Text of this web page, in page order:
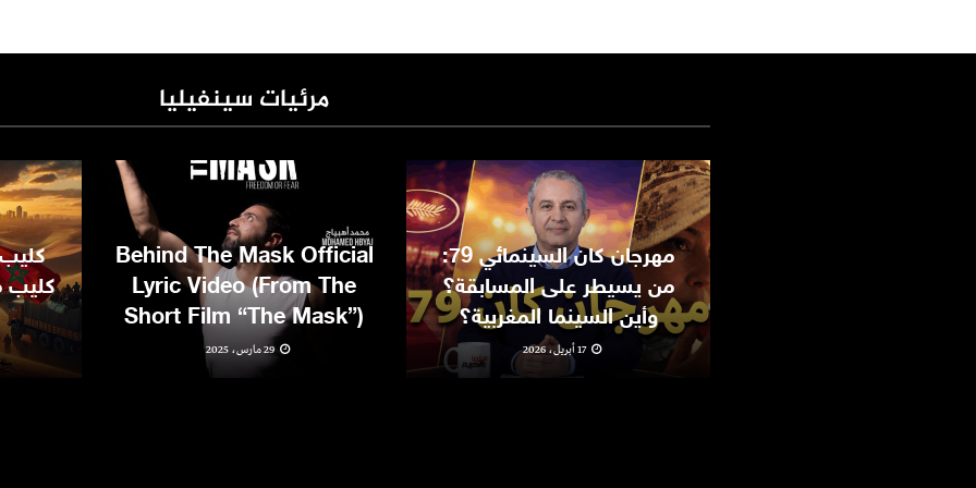
مرئيات سينفيليا
مهرجان كان السينمائي 79:
من يسيطر على المسابقة؟
وأين السينما المغربية؟
17 أبريل، 2026
Behind The Mask Official
Lyric Video (From The
Short Film “The Mask”)
29 مارس، 2025
كليب